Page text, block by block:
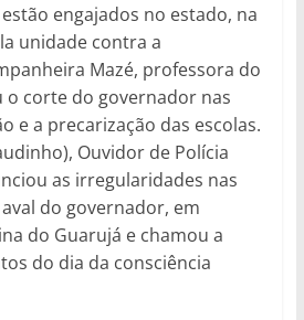
engajados no estado, na
unidade contra a
Mazé, professora do
o corte do governador nas
e a precarização das escolas.
Ouvidor de Polícia
as irregularidades nas
do governador, em
do Guarujá e chamou a
do dia da consciência